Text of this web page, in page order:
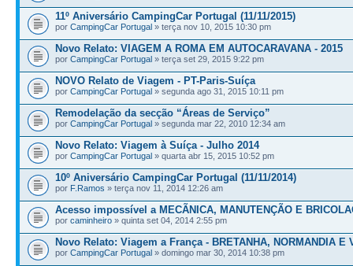
11º Aniversário CampingCar Portugal (11/11/2015)
por CampingCar Portugal » terça nov 10, 2015 10:30 pm
Novo Relato: VIAGEM A ROMA EM AUTOCARAVANA - 2015
por CampingCar Portugal » terça set 29, 2015 9:22 pm
NOVO Relato de Viagem - PT-Paris-Suíça
por CampingCar Portugal » segunda ago 31, 2015 10:11 pm
Remodelação da secção “Áreas de Serviço”
por CampingCar Portugal » segunda mar 22, 2010 12:34 am
Novo Relato: Viagem à Suíça - Julho 2014
por CampingCar Portugal » quarta abr 15, 2015 10:52 pm
10º Aniversário CampingCar Portugal (11/11/2014)
por F.Ramos » terça nov 11, 2014 12:26 am
Acesso impossível a MECÃNICA, MANUTENÇÃO E
por caminheiro » quinta set 04, 2014 2:55 pm
Novo Relato: Viagem a França - BRETANHA, NORMANDIA E
por CampingCar Portugal » domingo mar 30, 2014 10:38 pm